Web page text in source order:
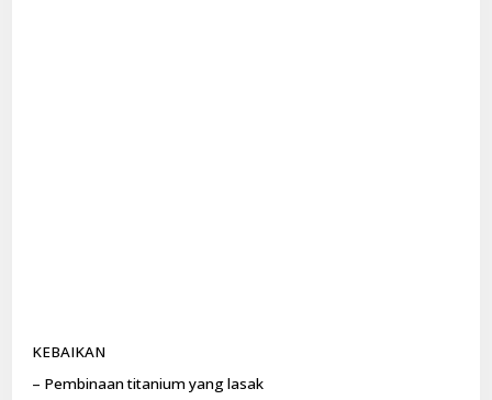
KEBAIKAN
– Pembinaan titanium yang lasak